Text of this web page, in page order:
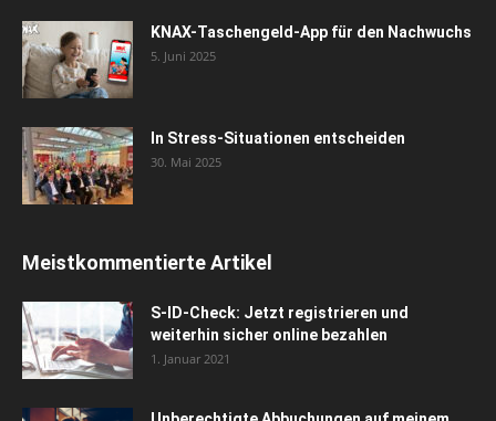
KNAX-Taschengeld-App für den Nachwuchs
5. Juni 2025
In Stress-Situationen entscheiden
30. Mai 2025
Meistkommentierte Artikel
S-ID-Check: Jetzt registrieren und
weiterhin sicher online bezahlen
1. Januar 2021